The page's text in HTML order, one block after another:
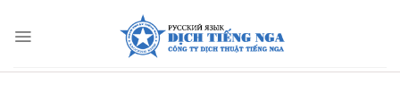
content